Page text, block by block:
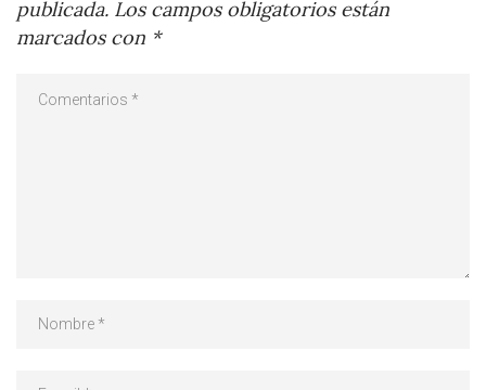
publicada. Los campos obligatorios están
marcados con *